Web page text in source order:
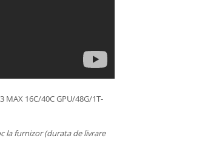
MAX 16C/40C GPU/48G/1T-
la furnizor (durata de livrare